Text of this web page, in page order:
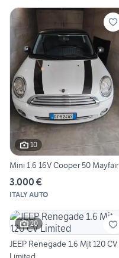
10
Mini 1.6 16V Cooper 50 Mayfair
3.000 €
ITALY AUTO
20
JEEP Renegade 1.6 Mjt 120 CV